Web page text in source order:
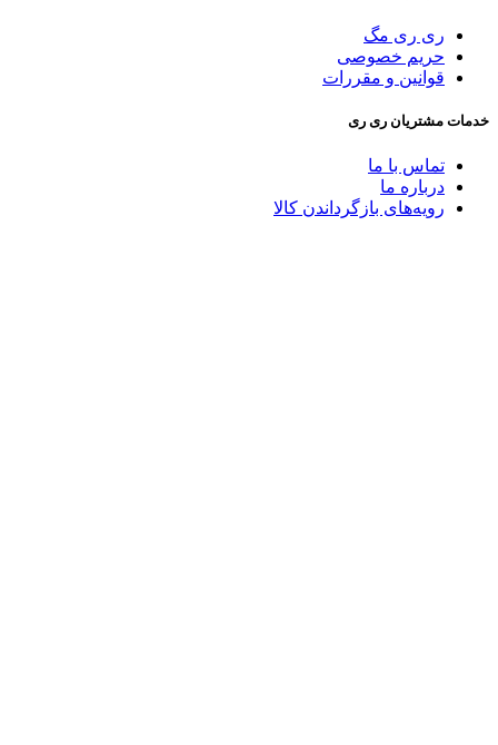
ری ری مگ
حریم خصوصی
قوانین و مقررات
خدمات مشتریان ری ری
تماس با ما
درباره ما
رویه‌های بازگرداندن کالا